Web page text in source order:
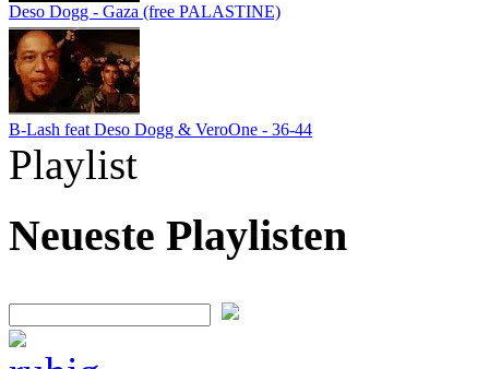
Deso Dogg - Gaza (free PALASTINE)
B-Lash feat Deso Dogg & VeroOne - 36-44
Playlist
Neueste Playlisten